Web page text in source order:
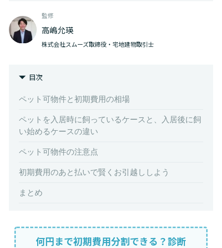
監修
高嶋允瑛
株式会社スムーズ取締役・宅地建物取引士
目次
ペット可物件と初期費用の相場
ペットを入居時に飼っているケースと、入居後に飼
い始めるケースの違い
ペット可物件の注意点
初期費用のあと払いで賢くお引越ししよう
まとめ
何円まで初期費用分割できる？診断